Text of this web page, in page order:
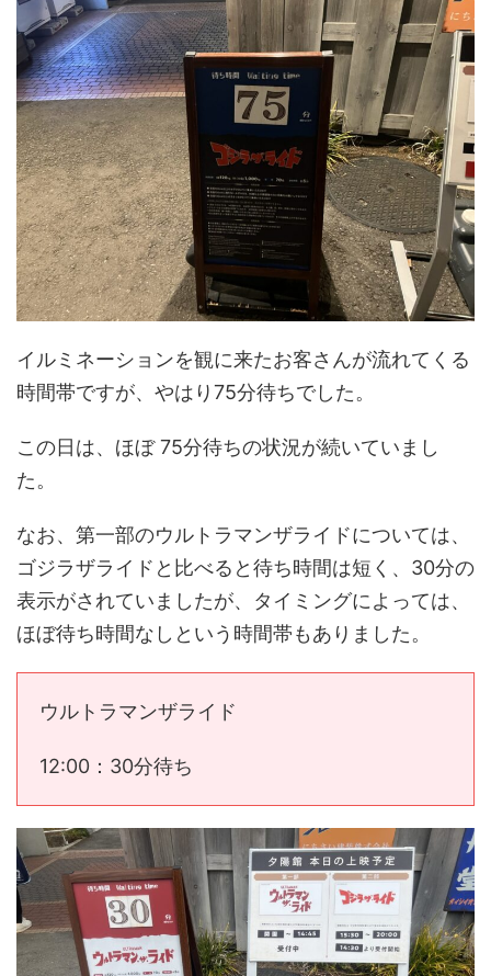
イルミネーションを観に来たお客さんが流れてくる
時間帯ですが、やはり75分待ちでした。
この日は、ほぼ 75分待ちの状況が続いていまし
た。
なお、第一部のウルトラマンザライドについては、
ゴジラザライドと比べると待ち時間は短く、30分の
表示がされていましたが、タイミングによっては、
ほぼ待ち時間なしという時間帯もありました。
ウルトラマンザライド
12:00：30分待ち